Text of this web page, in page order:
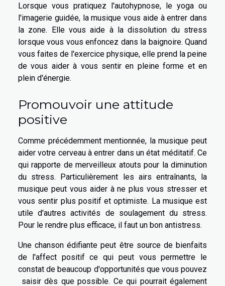
Lorsque vous pratiquez l'autohypnose, le yoga ou
l'imagerie guidée, la musique vous aide à entrer dans
la zone. Elle vous aide à la dissolution du stress
lorsque vous vous enfoncez dans la baignoire. Quand
vous faites de l'exercice physique, elle prend la peine
de vous aider à vous sentir en pleine forme et en
plein d'énergie.
Promouvoir une attitude
positive
Comme précédemment mentionnée, la musique peut
aider votre cerveau à entrer dans un état méditatif. Ce
qui rapporte de merveilleux atouts pour la diminution
du stress. Particulièrement les airs entraînants, la
musique peut vous aider à ne plus vous stresser et
vous sentir plus positif et optimiste. La musique est
utile d'autres activités de soulagement du stress.
Pour le rendre plus efficace, il faut un bon antistress.
Une chanson édifiante peut être source de bienfaits
de l'affect positif ce qui peut vous permettre le
constat de beaucoup d'opportunités que vous pouvez
saisir dès que possible. Ce qui pourrait également